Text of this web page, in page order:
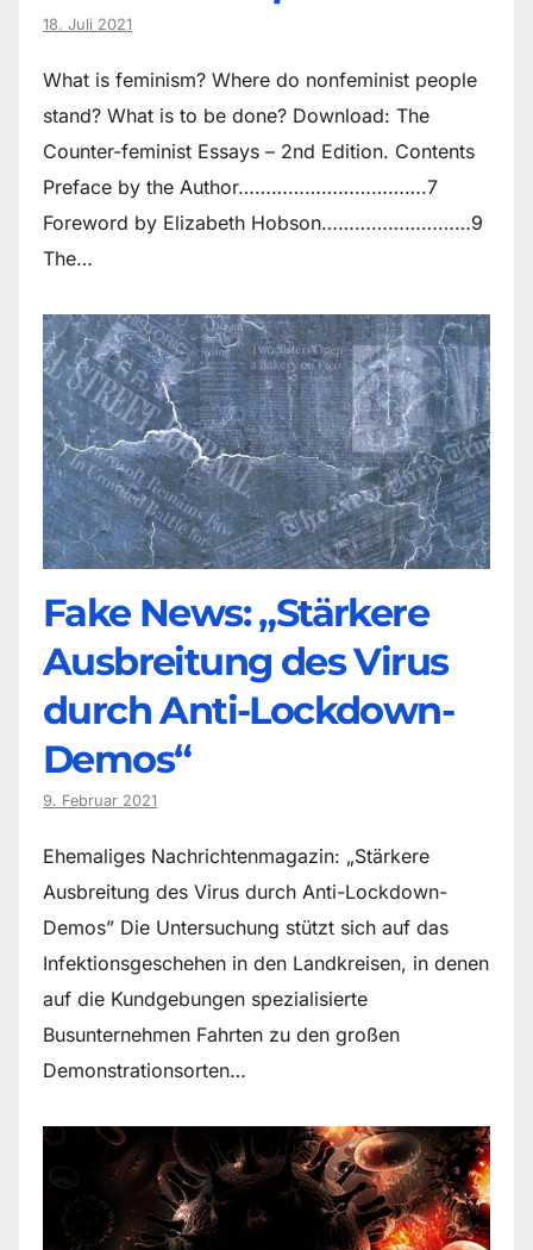
18. Juli 2021
What is feminism? Where do non­feminist people
stand? What is to be done? Download: The
Counter-feminist Essays – 2nd Edition. Contents
Preface by the Author…………………………….7
Foreword by Elizabeth Hobson………………………9
The…
Fake News: „Stärkere
Ausbreitung des Virus
durch Anti-Lockdown-
Demos“
9. Februar 2021
Ehemaliges Nachrichtenmagazin: „Stärkere
Ausbreitung des Virus durch Anti-Lockdown-
Demos” Die Untersuchung stützt sich auf das
Infektionsgeschehen in den Landkreisen, in denen
auf die Kundgebungen spezialisierte
Busunternehmen Fahrten zu den großen
Demonstrationsorten…